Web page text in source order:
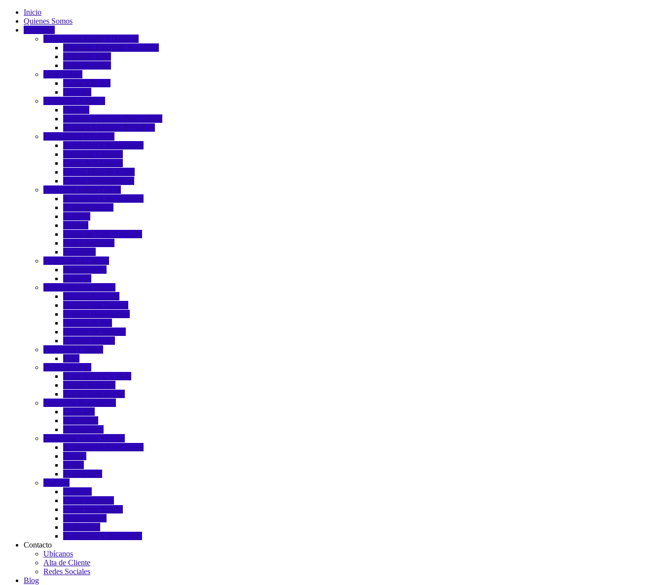
Inicio
Quienes Somos
Productos
Equipo para Soldar y Oxicorte
Máquinas Electrodo Revestido
Máquinas MIG
Portaelectrodos
Desechables
Cofias y Redes
Overoles
Protección Auditiva
Orejeras
Tapones Auditivos Desechables
Tapones Auditivos Reusables
Protección a la Cabeza
Accesorios y Refacciones
Capuchas y Gorras
Cacos de Aluminio
Cascos Fibra de Vidrio
Cascos Termoplásticos
Protección contra Caídas
Accesorios y Refacciones
Amortiguadores
Anclajes
Arneses
Líneas de Vida Verticales
Posicionamiento
Retráctiles
Protección al Cuerpo
Impermeables
Overoles
Protección a las Manos
Guantes Anticorte
Guantes con Soporte
Guantes Desechables
Guantes de Piel
Guantes sin Soporte
Guantes Textiles
Protección Lumbar
Fajas
Protección Pies
Botas de PVC y Hule
Zapato Borceguí
Zapato Bota de Piel
Protección Respiratoria
Cartuchos
Mascarillas
Respiradores
Protección Visual y Facial
Accesorios y Refacciones
Caretas
Lentes
Monogogles
Vialidad
Chalecos
Cintas y Bandas
Conos para Tráfico
Delimitadores
Trafitambos
Banderolas Y Banderines
Contacto
Ubícanos
Alta de Cliente
Redes Sociales
Blog